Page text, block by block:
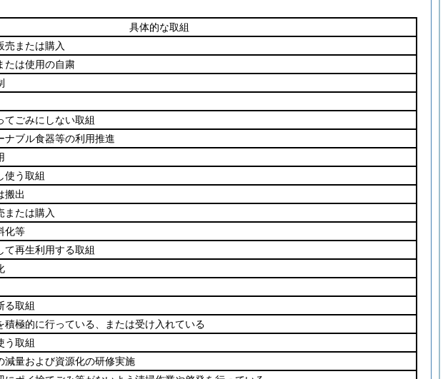
具体的な取組
売または購入
たは使用の自粛
てごみにしない取組
ナブル食器等の利用推進
使う取組
搬出
または購入
化等
て再生利用する取組
る取組
積極的に行っている、または受け入れている
う取組
減量および資源化の研修実施